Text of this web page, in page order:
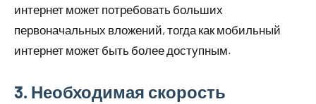
интернет может потребовать больших
первоначальных вложений, тогда как мобильный
интернет может быть более доступным.
3. Необходимая скорость